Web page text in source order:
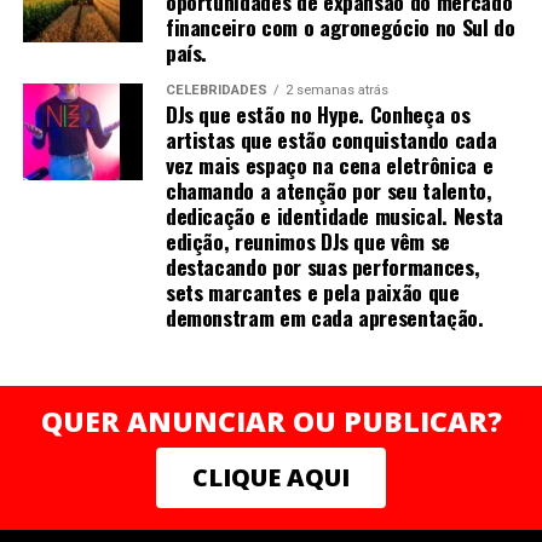
Mais do que crescer, trata-se de prosperar em todas as
dimensões — com consistência, clareza e poder .
Brasil. A iniciativa atua há mais de uma década
oferecendo capacitação, mentorias, acesso a crédito e
empreender com autonomia e sustentabilidade.
“Acredito que o conhecimento e a valorização
profissional devem caminhar junto com ações concretas
de transformação. Ao apoiar a Rede Mulher
Empreendedora, quero contribuir para que mais
mulheres possam enxergar e negociar o próprio valor,
construindo trajetórias sólidas e independentes”,
financeiro com o agronegócio no Sul do
país.
CELEBRIDADES 2 semanas atrás
DJs que estão no Hype. Conheça os
artistas que estão conquistando cada
vez mais espaço na cena eletrônica e
chamando a atenção por seu talento,
dedicação e identidade musical. Nesta
edição, reunimos DJs que vêm se
destacando por suas performances,
sets marcantes e pela paixão que
demonstram em cada apresentação.
QUER ANUNCIAR OU PUBLICAR?
CLIQUE AQUI